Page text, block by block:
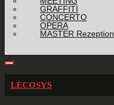
GRAFFITI
CONCERTO
OPERA
MASTER Rezeption
LECOSYS